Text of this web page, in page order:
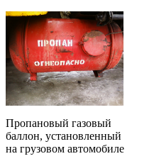
Пропановый газовый
баллон, установленный
на грузовом автомобиле